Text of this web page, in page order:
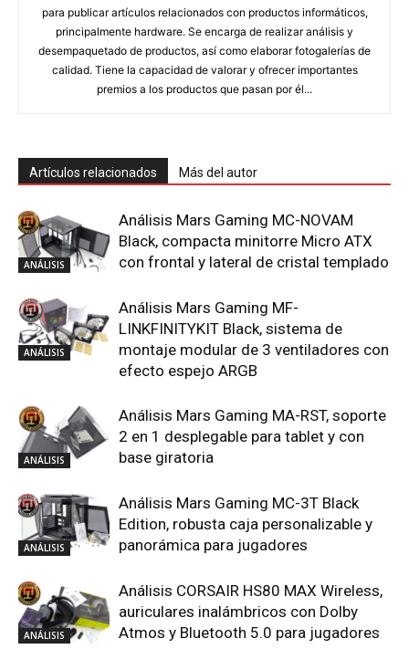
para publicar artículos relacionados con productos informáticos,
principalmente hardware. Se encarga de realizar análisis y
desempaquetado de productos, así como elaborar fotogalerías de
calidad. Tiene la capacidad de valorar y ofrecer importantes
premios a los productos que pasan por él...
Artículos relacionados Más del autor
ANÁLISIS
Análisis Mars Gaming MC-NOVAM
Black, compacta minitorre Micro ATX
con frontal y lateral de cristal templado
ANÁLISIS
Análisis Mars Gaming MF-
LINKFINITYKIT Black, sistema de
montaje modular de 3 ventiladores con
efecto espejo ARGB
ANÁLISIS
Análisis Mars Gaming MA-RST, soporte
2 en 1 desplegable para tablet y con
base giratoria
ANÁLISIS
Análisis Mars Gaming MC-3T Black
Edition, robusta caja personalizable y
panorámica para jugadores
ANÁLISIS
Análisis CORSAIR HS80 MAX Wireless,
auriculares inalámbricos con Dolby
Atmos y Bluetooth 5.0 para jugadores